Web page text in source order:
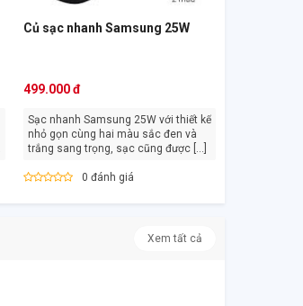
Củ sạc nhanh Samsung 25W
499.000 đ
Sạc nhanh Samsung 25W với thiết kế
nhỏ gọn cùng hai màu sắc đen và
trắng sang trọng, sạc cũng được [...]
0 đánh giá
Xem tất cả